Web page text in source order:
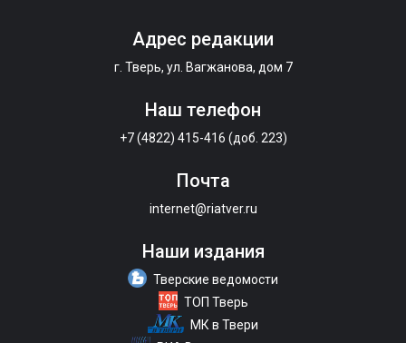
Адрес редакции
г. Тверь, ул. Вагжанова, дом 7
Наш телефон
+7 (4822) 415-416 (доб. 223)
Почта
internet@riatver.ru
Наши издания
Тверские ведомости
ТОП Тверь
МК в Твери